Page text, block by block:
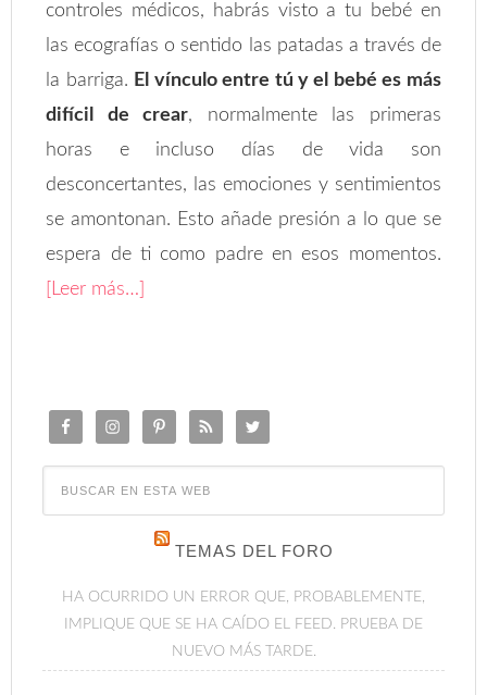
controles médicos, habrás visto a tu bebé en
las ecografías o sentido las patadas a través de
la barriga. El vínculo entre tú y el bebé es más
difícil de crear, normalmente las primeras
horas e incluso días de vida son
desconcertantes, las emociones y sentimientos
se amontonan. Esto añade presión a lo que se
espera de ti como padre en esos momentos.
[Leer más…]
TEMAS DEL FORO
HA OCURRIDO UN ERROR QUE, PROBABLEMENTE,
IMPLIQUE QUE SE HA CAÍDO EL FEED. PRUEBA DE
NUEVO MÁS TARDE.